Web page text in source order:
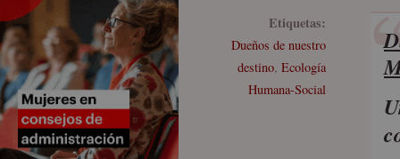
Etiquetas:
Dueños de nuestro
destino, Ecología
Humana-Social